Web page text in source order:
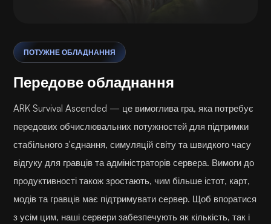
ПОТУЖНЕ ОБЛАДНАННЯ
Передове обладнання
ARK Survival Ascended — це вимоглива гра, яка потребує
передових обчислювальних потужностей для підтримки
стабільного з'єднання, симуляцій світу та швидкого часу
відгуку для гравців та адміністраторів сервера. Вимоги до
продуктивності також зростають, чим більше істот, карт,
модів та гравців має підтримувати сервер. Щоб впоратися
з усім цим, наші сервери забезпечують як кількість, так і